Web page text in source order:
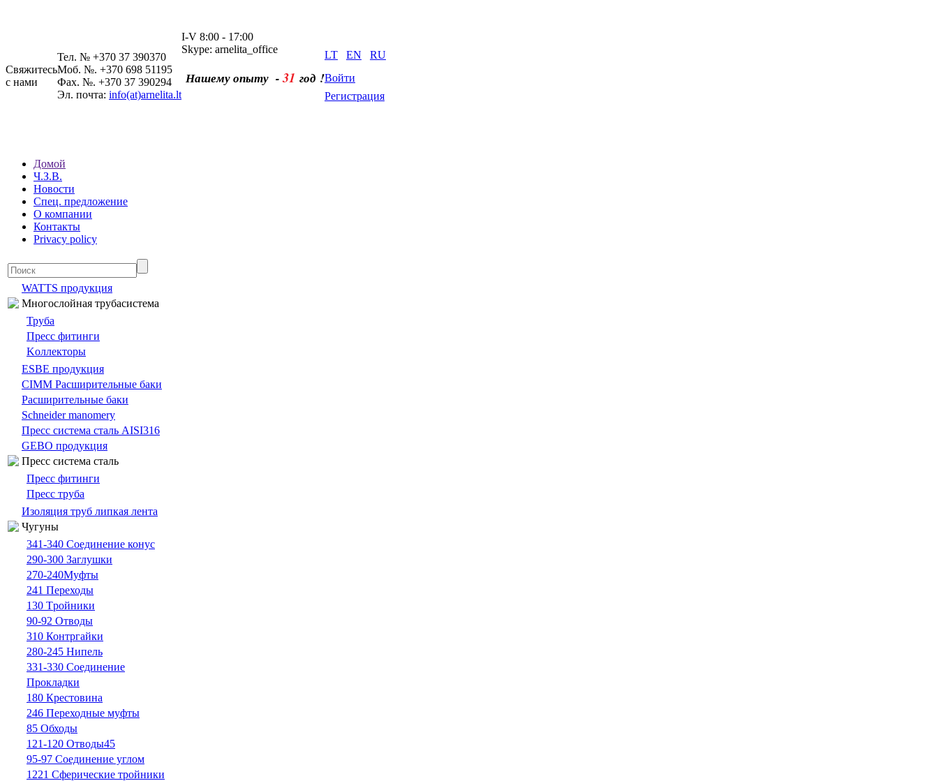
Свяжитесь
с нами
Тел. № +370 37 390370
Моб. №. +370 698 51195
Фах. №. +370 37 390294
Эл. почта: info(at)arnelita.lt
I-V 8:00 - 17:00
Skype: arnelita_office
Нашему опыту -31 год !
LT EN
RU
Войти
Регистрация
Домой
Ч.З.В.
Новости
Спец. предложение
О компании
Контакты
Privacy policy
WATTS продукция
Многослойная трубасистема
Труба
Пресс фитинги
Kоллекторы
ESBE продукция
CIMM Расширительные баки
Расширительные баки
Schneider manomery
Пресс система сталь AISI316
GEBO продукция
Пресс система сталь
Пресс фитинги
Пресс труба
Изоляция труб липкая лента
Чугуны
341-340 Cоединение конус
290-300 Заглушки
270-240Муфты
241 Переходы
130 Tройники
90-92 Отводы
310 Контргайки
280-245 Нипель
331-330 Cоединение
Прокладки
180 Крестовина
246 Переходные муфты
85 Oбходы
121-120 Отводы45
95-97 Cоединение углом
1221 Сферические тройники